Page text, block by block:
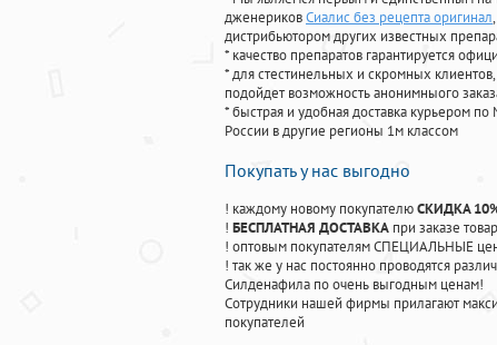
дженериковСиалис без рецепта оригинал
дистрибьютором других известных
* качество препаратов гарантируется
* для стестинельных и скромных
подойдет возможность анонимныого
* быстрая и удобная доставка курьером
России в другие регионы 1м классом
Покупать у нас выгодно
! каждому новому покупателюСКИДКА
! БЕСПЛАТНАЯ ДОСТАВКА при заказе
! оптовым покупателям СПЕЦИАЛЬНЫЕ
! так же у нас постоянно проводятся
Силденафила по очень выгодным ценам!
Cотрудники нашей фирмы прилагают
покупателей